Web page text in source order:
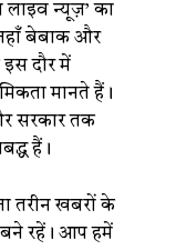
न्यूज़’ का
बेबाक और
इस दौर में
मानते हैं।
सरकार तक
हैं।
तरीन खबरों के
रहें। आप हमें